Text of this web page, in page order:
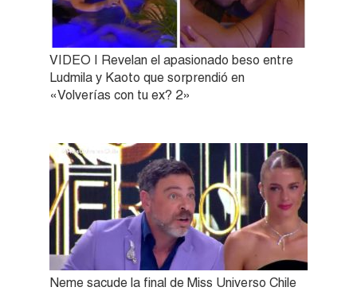
VIDEO | Revelan el apasionado beso entre
Ludmila y Kaoto que sorprendió en
«Volverías con tu ex? 2»
Neme sacude la final de Miss Universo Chile